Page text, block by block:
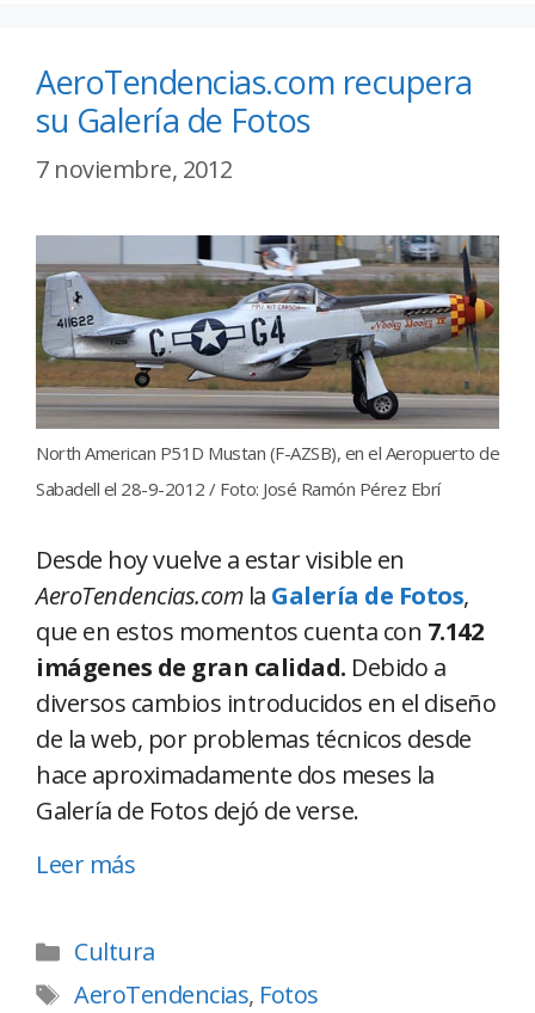
AeroTendencias.com recupera
su Galería de Fotos
7 noviembre, 2012
North American P51D Mustan (F-AZSB), en el Aeropuerto de
Sabadell el 28-9-2012 / Foto: José Ramón Pérez Ebrí
Desde hoy vuelve a estar visible en
AeroTendencias.comla Galería de Fotos,
que en estos momentos cuenta con 7.142
imágenes de gran calidad. Debido a
diversos cambios introducidos en el diseño
de la web, por problemas técnicos desde
hace aproximadamente dos meses la
Galería de Fotos dejó de verse.
Leer más
Cultura
AeroTendencias, Fotos